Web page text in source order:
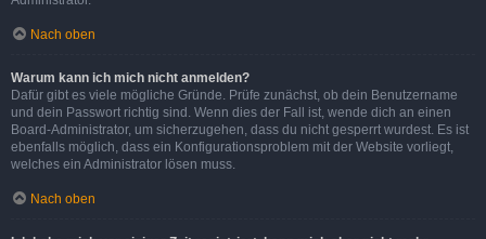
Nach oben
Warum kann ich mich nicht anmelden?
Dafür gibt es viele mögliche Gründe. Prüfe zunächst, ob dein Benutzername
und dein Passwort richtig sind. Wenn dies der Fall ist, wende dich an einen
Board-Administrator, um sicherzugehen, dass du nicht gesperrt wurdest. Es ist
ebenfalls möglich, dass ein Konfigurationsproblem mit der Website vorliegt,
welches ein Administrator lösen muss.
Nach oben